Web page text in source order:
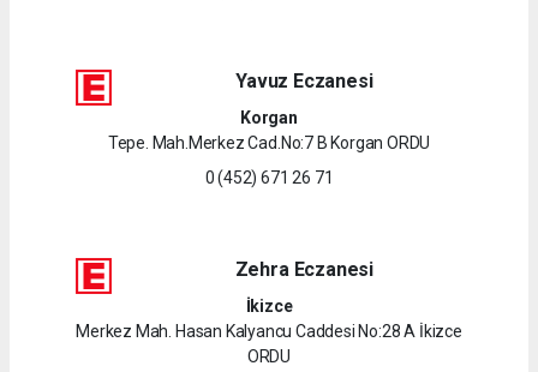
Yavuz Eczanesi
Korgan
Tepe. Mah.Merkez Cad.No:7 B Korgan ORDU
0 (452) 671 26 71
Zehra Eczanesi
İkizce
Merkez Mah. Hasan Kalyancu Caddesi No:28 A İkizce
ORDU